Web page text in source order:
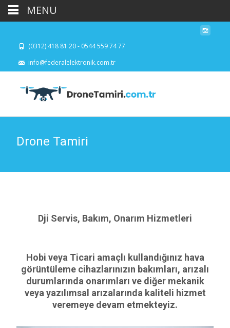
(0312) 418 81 20 - 0544 559 74 77
info@federalelektronik.com.tr
Drone Tamiri
Dji Servis, Bakım, Onarım Hizmetleri
Hobi veya Ticari amaçlı kullandığınız hava
görüntüleme cihazlarınızın bakımları, arızalı
durumlarında onarımları ve diğer mekanik
veya yazılımsal arızalarında kaliteli hizmet
veremeye devam etmekteyiz.
MENU